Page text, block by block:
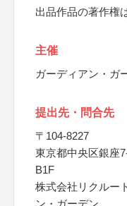
出品作品の著作権
主催
ガーディアン・ガ
提出先・問合先
〒104-8227
東京都中央区銀座
B1F
株式会社リクルー
ン・ガーデン